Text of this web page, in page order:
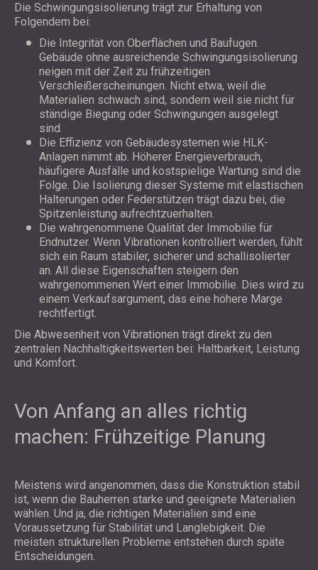
Die Schwingungsisolierung trägt zur Erhaltung von
Folgendem bei:
Die Integrität von Oberflächen und Baufugen.
Gebäude ohne ausreichende Schwingungsisolierung
neigen mit der Zeit zu frühzeitigen
Verschleißerscheinungen. Nicht etwa, weil die
Materialien schwach sind, sondern weil sie nicht für
ständige Biegung oder Schwingungen ausgelegt
sind.
Die Effizienz von Gebäudesystemen wie HLK-
Anlagen nimmt ab. Höherer Energieverbrauch,
häufigere Ausfälle und kostspielige Wartung sind die
Folge. Die Isolierung dieser Systeme mit elastischen
Halterungen oder Federstützen trägt dazu bei, die
Spitzenleistung aufrechtzuerhalten.
Die wahrgenommene Qualität der Immobilie für
Endnutzer. Wenn Vibrationen kontrolliert werden, fühlt
sich ein Raum stabiler, sicherer und schallisolierter
an. All diese Eigenschaften steigern den
wahrgenommenen Wert einer Immobilie. Dies wird zu
einem Verkaufsargument, das eine höhere Marge
rechtfertigt.
Die Abwesenheit von Vibrationen trägt direkt zu den
zentralen Nachhaltigkeitswerten bei: Haltbarkeit, Leistung
und Komfort.
Von Anfang an alles richtig
machen: Frühzeitige Planung
Meistens wird angenommen, dass die Konstruktion stabil
ist, wenn die Bauherren starke und geeignete Materialien
wählen. Und ja, die richtigen Materialien sind eine
Voraussetzung für Stabilität und Langlebigkeit. Die
meisten strukturellen Probleme entstehen durch späte
Entscheidungen.